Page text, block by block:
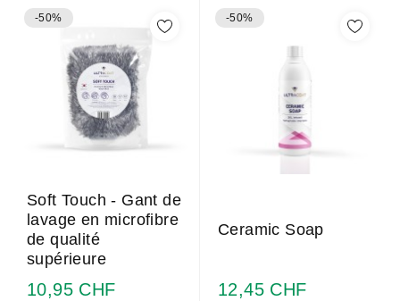
-50%
Soft Touch - Gant de
lavage en microfibre
de qualité
supérieure
10,95 CHFPrix
-50%
Ceramic Soap
12,45 CHFPrix